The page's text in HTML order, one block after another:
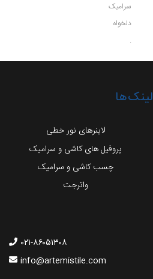
سرامیک
دلخواه
.
لینک‌ها
لاینرهای نور خطی
پروفیل های کاشی و سرامیک
چسب کاشی و سرامیک
واترجت
۰۲۱-۸۶۰۵۱۳۰۸
info@artemistile.com